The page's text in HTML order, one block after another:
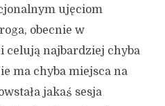
ujęciom
obecnie w
celują najbardziej chyba
ma chyba miejsca na
jakaś sesja